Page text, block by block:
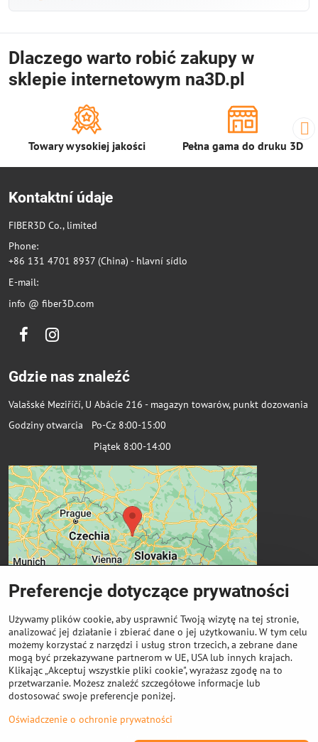
Dlaczego warto robić zakupy w
sklepie internetowym na3D.pl
Towary wysokiej jakości Pełna gama do druku 3D
Kontaktní údaje
FIBER3D Co., limited
Phone:
+86 131 4701 8937 (China) - hlavní sídlo
E-mail:
info @ fiber3D.com
FacebookInstagram
Gdzie nas znaleźć
Valašské Meziříčí, U Abácie 216 - magazyn towarów, punkt dozowania
Godziny otwarcia Po-Cz 8:00-15:00
Piątek 8:00-14:00
Ważne linki
Odkup cewek
2026Prawa autorskie
Preferencje dotyczące prywatności
Używamy plików cookie, aby usprawnić Twoją wizytę na tej stronie,
analizować jej działanie i zbierać dane o jej użytkowaniu. W tym celu
możemy korzystać z narzędzi i usług stron trzecich, a zebrane dane
mogą być przekazywane partnerom w UE, USA lub innych krajach.
Klikając „Akceptuj wszystkie pliki cookie", wyrażasz zgodę na to
przetwarzanie. Możesz znaleźć szczegółowe informacje lub
dostosować swoje preferencje poniżej.
Oświadczenie o ochronie prywatności